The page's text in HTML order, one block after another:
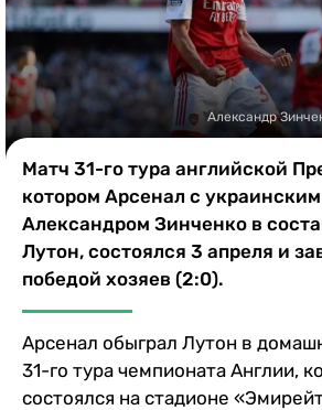
Казино
Александр
Матч 31-го тура английской
котором Арсенал с
Александром Зинченко в
Лутон, состоялся 3 апреля и
победой хозяев (2:0).
Арсенал обыграл Лутон в
31-го тура чемпионата Англии,
состоялся на стадионе